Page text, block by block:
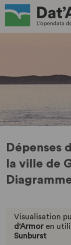
Dépenses
la ville de
Visualisation
d'Armor en
Sunburst